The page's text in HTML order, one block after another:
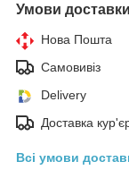
Умови доставки
Нова Пошта
Самовивіз
Delivery
Доставка
Всі умови